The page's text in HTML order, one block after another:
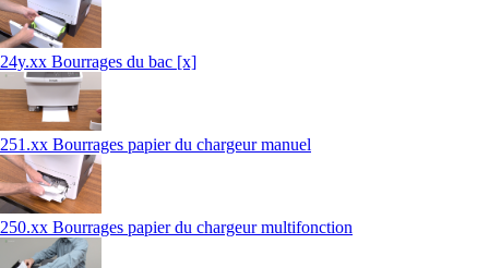
24y.xx Bourrages du bac [x]
251.xx Bourrages papier du chargeur manuel
250.xx Bourrages papier du chargeur multifonction